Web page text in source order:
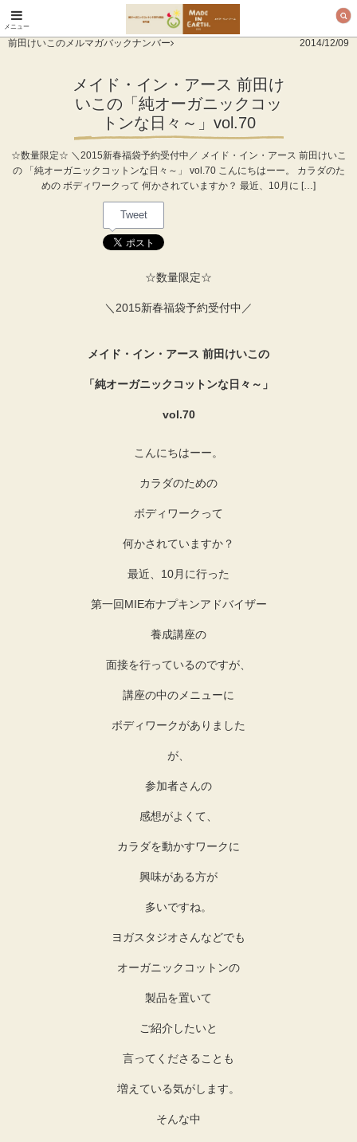
オーガニックコットン
メニュー
前田けいこのメルマガバックナンバー 2014/12/09
メイド・イン・アース 前田け
いこの「純オーガニックコッ
トンな日々～」vol.70
☆数量限定☆ ＼2015新春福袋予約受付中／ メイド・イン・アース 前田けいこ
の 「純オーガニックコットンな日々～」 vol.70 こんにちはーー。 カラダのた
めの ボディワークって 何かされていますか？ 最近、10月に […]
Tweet
☆数量限定☆
＼2015新春福袋予約受付中／
メイド・イン・アース 前田けいこの
「純オーガニックコットンな日々～」
vol.70
こんにちはーー。
カラダのための
ボディワークって
何かされていますか？
最近、10月に行った
第一回MIE布ナプキンアドバイザー
養成講座の
面接を行っているのですが、
講座の中のメニューに
ボディワークがありました
が、
参加者さんの
感想がよくて、
カラダを動かすワークに
興味がある方が
多いですね。
ヨガスタジオさんなどでも
オーガニックコットンの
製品を置いて
ご紹介したいと
言ってくださることも
増えている気がします。
そんな中